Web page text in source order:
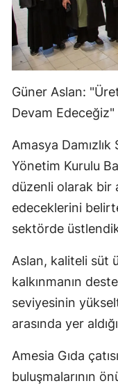
Güner Aslan:
Devam Edeceğiz"
Amasya Damızlık
Yönetim Kurulu
düzenli olarak bir
edeceklerini
sektörde
Aslan, kaliteli süt
kalkınmanın
seviyesinin
arasında yer
Amesia Gıda
buluşmalarının